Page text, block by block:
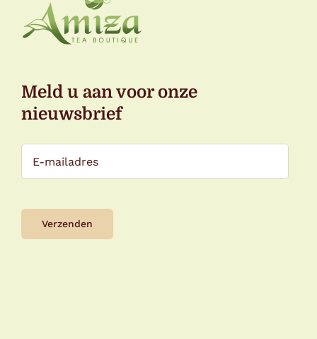
Meld u aan voor onze
nieuwsbrief